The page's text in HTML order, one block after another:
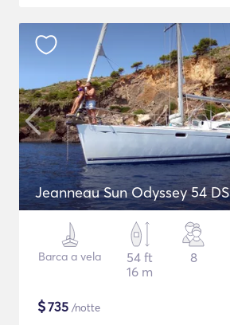
Jeanneau Sun Odyssey 54 DS
Barca a vela
54 ft
16 m
8
$735 /notte